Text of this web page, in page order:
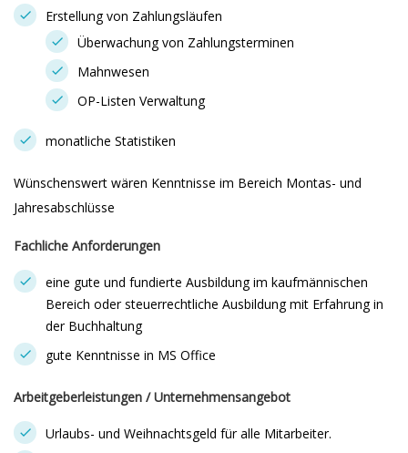
Erstellung von Zahlungsläufen
Überwachung von Zahlungsterminen
Mahnwesen
OP-Listen Verwaltung
monatliche Statistiken
Wünschenswert wären Kenntnisse im Bereich Montas- und
Jahresabschlüsse
Fachliche Anforderungen
eine gute und fundierte Ausbildung im kaufmännischen
Bereich oder steuerrechtliche Ausbildung mit Erfahrung in
der Buchhaltung
gute Kenntnisse in MS Office
Arbeitgeberleistungen / Unternehmensangebot
Urlaubs- und Weihnachtsgeld für alle Mitarbeiter.